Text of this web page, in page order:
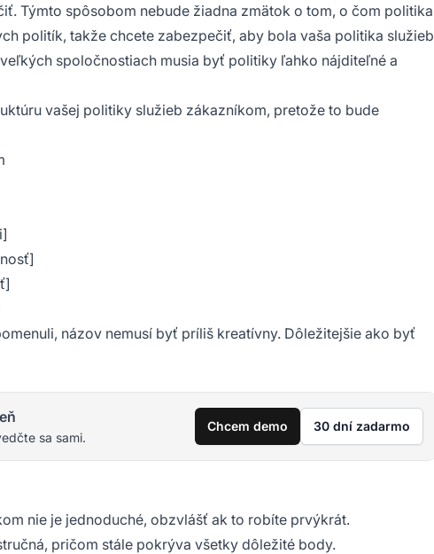
Týmto spôsobom nebude žiadna zmätok o tom, o čom politika
politík, takže chcete zabezpečiť, aby bola vaša politika služieb
spoločnostiach musia byť politiky ľahko nájditeľné a
vašej politiky služieb zákazníkom, pretože to bude
názov nemusí byť príliš kreatívny. Dôležitejšie ako byť
sa sami.
Chcem demo 30 dní zadarmo
nie je jednoduché, obzvlášť ak to robíte prvýkrát.
pričom stále pokrýva všetky dôležité body.